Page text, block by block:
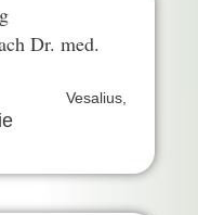
Dr. med.
Vesalius,